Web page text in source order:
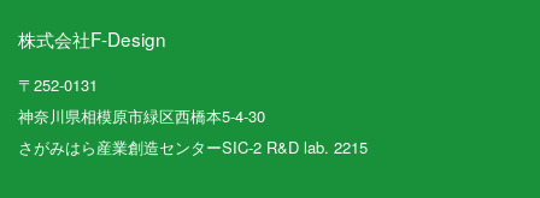
株式会社F-Design
〒252-0131
神奈川県相模原市緑区西橋本5-4-30
さがみはら産業創造センターSIC-2 R&D lab. 2215